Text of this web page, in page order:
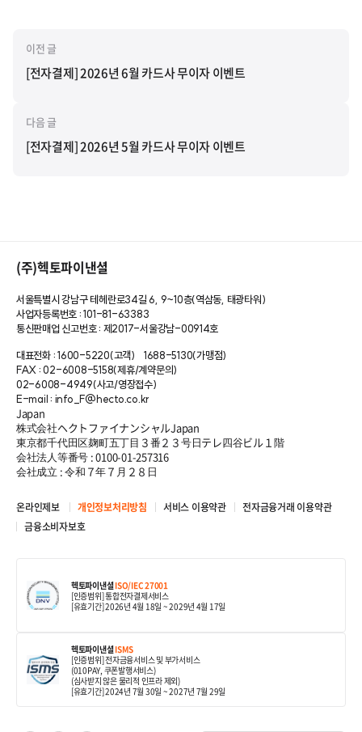
이전 글
[전자결제] 2026년 6월 카드사 무이자 이벤트
다음 글
[전자결제] 2026년 5월 카드사 무이자 이벤트
(주)헥토파이낸셜
서울특별시 강남구 테헤란로34길 6, 9~10층(역삼동, 태광타워)
사업자등록번호 : 101-81-63383
통신판매업 신고번호 : 제2017-서울강남-00914호
대표전화 : 1600-5220(고객)
1688-5130(가맹점)
FAX : 02-6008-5158(제휴/계약문의)
02-6008-4949(사고/영장접수)
E-mail : info_F@hecto.co.kr
Japan
株式会社ヘクトファイナンシャルJapan
東京都千代田区麹町五丁目３番２３号日テレ四谷ビル１階
会社法人等番号 : 0100-01-257316
会社成立 : 令和７年７月２８日
온라인제보 개인정보처리방침 서비스 이용약관
전자금융거래 이용약관
금융소비자보호
헥토파이낸셜ISO/IEC 27001
[인증범위] 통합전자결제서비스
[유효기간] 2026년 4월 18일 ~ 2029년 4월 17일
헥토파이낸셜ISMS
[인증범위] 전자금융서비스 및 부가서비스
(010PAY, 쿠폰발행서비스)
(심사받지 않은 물리적 인프라 제외)
[유효기간] 2024년 7월 30일 ~ 2027년 7월 29일